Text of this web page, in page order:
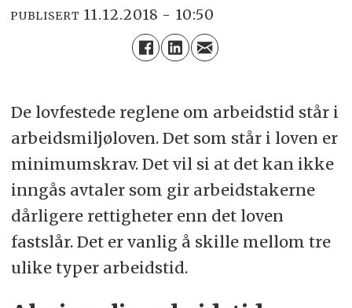
PUBLISERT 11.12.2018 - 10:50
De lovfestede reglene om arbeidstid står i
arbeidsmiljøloven. Det som står i loven er
minimumskrav. Det vil si at det kan ikke
inngås avtaler som gir arbeidstakerne
dårligere rettigheter enn det loven
fastslår. Det er vanlig å skille mellom tre
ulike typer arbeidstid.